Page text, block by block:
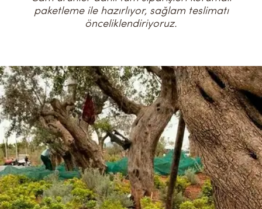
paketleme ile hazırlıyor, sağlam teslimatı
önceliklendiriyoruz.